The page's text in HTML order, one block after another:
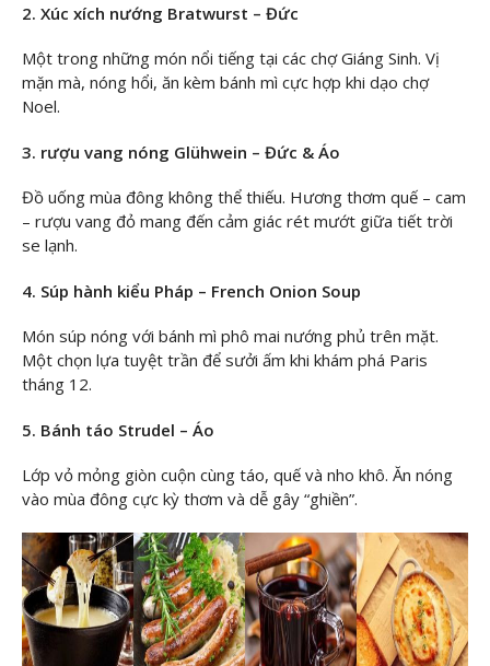
2. Xúc xích nướng Bratwurst – Đức
Một trong những món nổi tiếng tại các chợ Giáng Sinh. Vị
mặn mà, nóng hổi, ăn kèm bánh mì cực hợp khi dạo chợ
Noel.
3. rượu vang nóng Glühwein – Đức & Áo
Đồ uống mùa đông không thể thiếu. Hương thơm quế – cam
– rượu vang đỏ mang đến cảm giác rét mướt giữa tiết trời
se lạnh.
4. Súp hành kiểu Pháp – French Onion Soup
Món súp nóng với bánh mì phô mai nướng phủ trên mặt.
Một chọn lựa tuyệt trần để sưởi ấm khi khám phá Paris
tháng 12.
5. Bánh táo Strudel – Áo
Lớp vỏ mỏng giòn cuộn cùng táo, quế và nho khô. Ăn nóng
vào mùa đông cực kỳ thơm và dễ gây “ghiền”.